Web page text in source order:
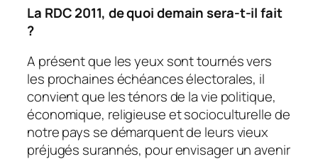
La RDC 2011, de quoi demain sera-t-il fait
?
A présent que les yeux sont tournés vers
les prochaines échéances électorales, il
convient que les ténors de la vie politique,
économique, religieuse et socioculturelle de
notre pays se démarquent de leurs vieux
préjugés surannés, pour envisager un avenir